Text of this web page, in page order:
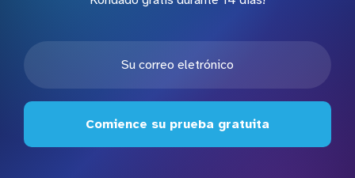
Comience su prueba gratuita